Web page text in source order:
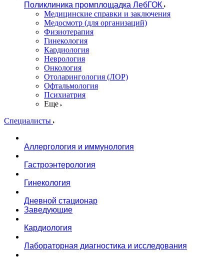
Поликлиника промплощадка ЛебГОК
Медицинские справки и заключения
Медосмотр (для организаций)
Физиотерапия
Гинекология
Кардиология
Неврология
Онкология
Отоларингология (ЛОР)
Офтальмология
Психиатрия
Еще
Специалисты
Аллергология и иммунология
Гастроэнтерология
Гинекология
Дневной стационар
Заведующие
Кардиология
Лабораторная диагностика и исследования